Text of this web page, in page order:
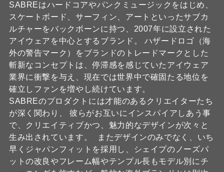
SABREはハードコアやパンクミュージックをはじめ、
スケートボード、サーフィン、アートといったサブカ
ルチャーをバックボーンに持つ、2007年に設立された
アイウェアを中心とするブランド。 ハザードロゴ（海
外の警告マーク）をブランドのトレードマークとした
斬新なコンセプトは、停滞感を感じていたアイウェア
業界に衝撃を与え、現在では世界中で確固たる地位を
確立しファンを増やし続けています。
SABREのプロダクトには才能のあるクリエイターたち
が深く関わり、 彼らがお互いにインスパイアしあう事
で、クリエイティブかつ、魅力的なデザインが次々と
生み出されています。 またデザインのみでなく、いち
早くジャパンフィットを採用し、シェイプのノーズパ
ットの改良やフレーム幅やテンプル長もモデル別にチ